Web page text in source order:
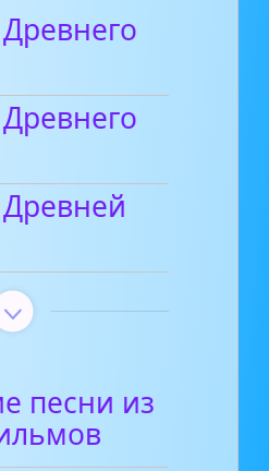
песни из